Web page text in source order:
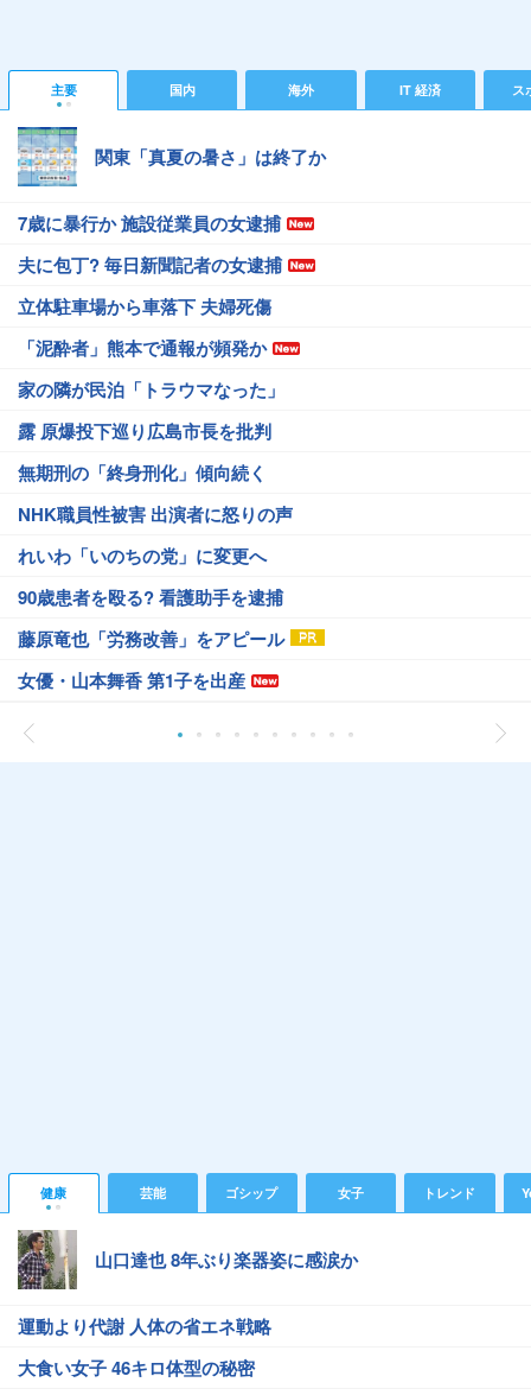
主要 国内 海外 IT 経済 ス
関東「真夏の暑さ」は終了か
7歳に暴行か 施設従業員の女逮捕
夫に包丁? 毎日新聞記者の女逮捕
立体駐車場から車落下 夫婦死傷
「泥酔者」熊本で通報が頻発か
家の隣が民泊「トラウマなった」
露 原爆投下巡り広島市長を批判
無期刑の「終身刑化」傾向続く
NHK職員性被害 出演者に怒りの声
れいわ「いのちの党」に変更へ
90歳患者を殴る? 看護助手を逮捕
藤原竜也「労務改善」をアピール
女優・山本舞香 第1子を出産
健康 芸能 ゴシップ 女子 トレンド
山口達也 8年ぶり楽器姿に感涙か
運動より代謝 人体の省エネ戦略
大食い女子 46キロ体型の秘密